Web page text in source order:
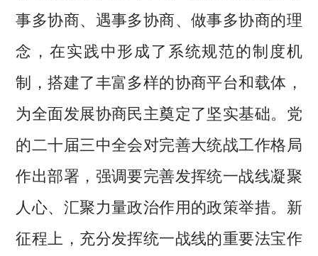
事多协商、遇事多协商、做事多协商的理
念，在实践中形成了系统规范的制度机
制，搭建了丰富多样的协商平台和载体，
为全面发展协商民主奠定了坚实基础。党
的二十届三中全会对完善大统战工作格局
作出部署，强调要完善发挥统一战线凝聚
人心、汇聚力量政治作用的政策举措。新
征程上，充分发挥统一战线的重要法宝作